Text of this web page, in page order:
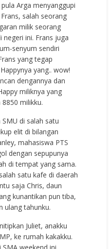
Arga menyanggupi
salah seorang
milik seorang
ini. Frans juga
senyum sendiri
yang tegap
yang.. wow!
dengannya dan
miliknya yang
milikku.
di salah satu
elit di bilangan
mahasiswa PTS
dengan sepupunya
di tempat yang sama.
satu kafe di daerah
saja Chris, daun
kunantikan pun tiba,
ulang tahunku.
Juliet, anakku
ke rumah kakakku.